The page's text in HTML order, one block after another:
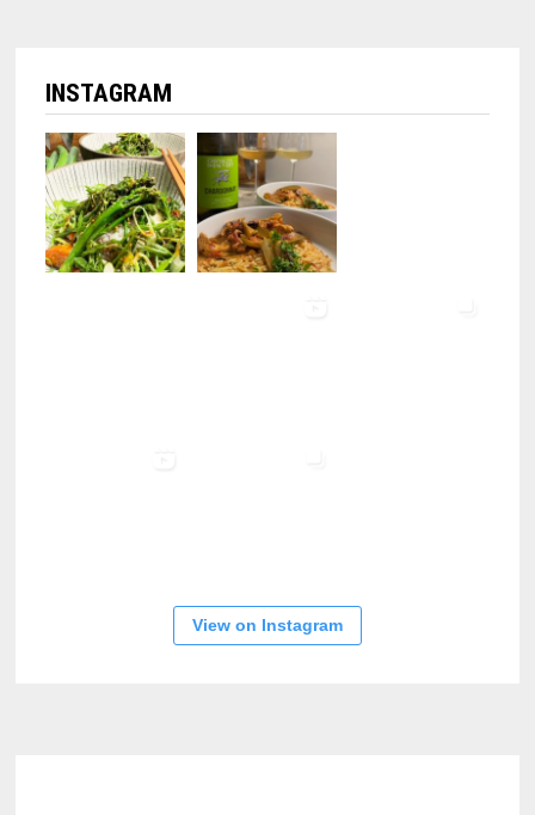
INSTAGRAM
View on Instagram